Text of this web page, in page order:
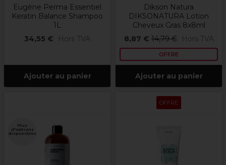
Eugène Perma Essentiel
Keratin Balance Shampoo
1L
34,55 €
Hors TVA
Ajouter au panier
Dikson Natura
DIKSONATURA Lotion
Cheveux Gras 8x8ml
8,87 € 14,79 € Hors TVA
OFFRE
Ajouter au panier
Plus
d'options
disponibles
OFFRE